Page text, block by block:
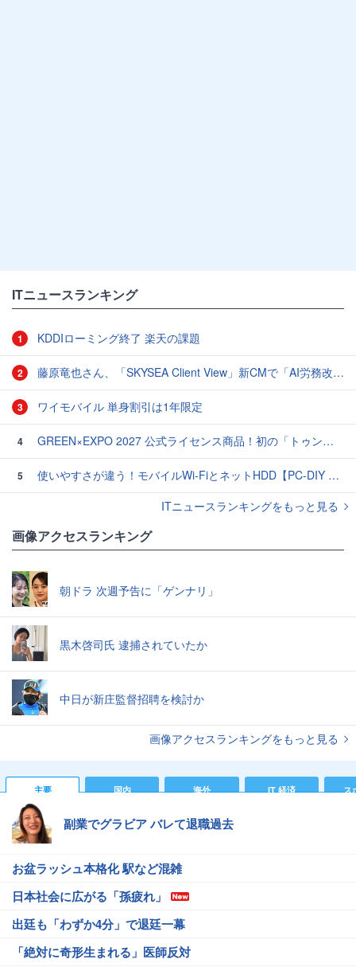
ITニュースランキング
1 KDDIローミング終了 楽天の課題
2 藤原竜也さん、「SKYSEA Client View」新CMで「AI労務改善」をアピール 働き方をAIが分析したら「すぐに休んで」と言われる？
3 ワイモバイル 単身割引は1年限定
4 GREEN×EXPO 2027 公式ライセンス商品！初の「トゥンクトゥンク」公式LINEスタンプ、販売開始
5
使いやすさが違う！モバイルWi-FiとネットHDD【PC-DIY 秋の陣】
ITニュースランキングをもっと見る
画像アクセスランキング
朝ドラ 次週予告に「ゲンナリ」
黒木啓司氏 逮捕されていたか
中日が新庄監督招聘を検討か
画像アクセスランキングをもっと見る
主要 国内 海外 IT 経済 ス
副業でグラビア バレて退職過去
お盆ラッシュ本格化 駅など混雑
日本社会に広がる「孫疲れ」
出廷も「わずか4分」で退廷一幕
「絶対に奇形生まれる」医師反対